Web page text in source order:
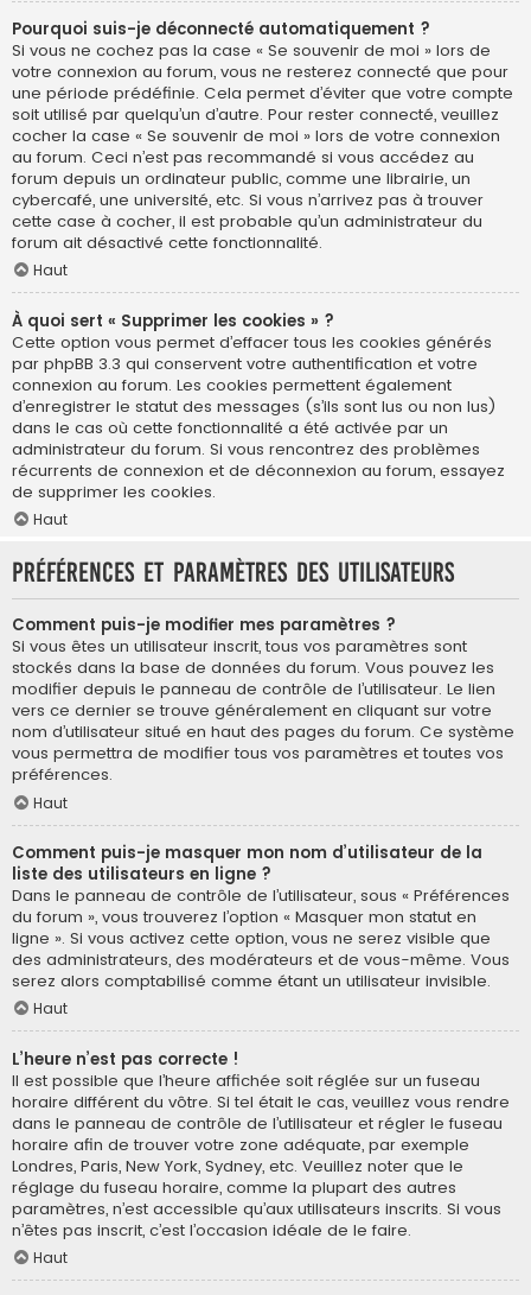
Pourquoi suis-je déconnecté automatiquement ?
Si vous ne cochez pas la case « Se souvenir de moi » lors de
votre connexion au forum, vous ne resterez connecté que pour
une période prédéfinie. Cela permet d’éviter que votre compte
soit utilisé par quelqu’un d’autre. Pour rester connecté, veuillez
cocher la case « Se souvenir de moi » lors de votre connexion
au forum. Ceci n’est pas recommandé si vous accédez au
forum depuis un ordinateur public, comme une librairie, un
cybercafé, une université, etc. Si vous n’arrivez pas à trouver
cette case à cocher, il est probable qu’un administrateur du
forum ait désactivé cette fonctionnalité.
Haut
À quoi sert « Supprimer les cookies » ?
Cette option vous permet d’effacer tous les cookies générés
par phpBB 3.3 qui conservent votre authentification et votre
connexion au forum. Les cookies permettent également
d’enregistrer le statut des messages (s’ils sont lus ou non lus)
dans le cas où cette fonctionnalité a été activée par un
administrateur du forum. Si vous rencontrez des problèmes
récurrents de connexion et de déconnexion au forum, essayez
de supprimer les cookies.
Haut
Préférences et paramètres des utilisateurs
Comment puis-je modifier mes paramètres ?
Si vous êtes un utilisateur inscrit, tous vos paramètres sont
stockés dans la base de données du forum. Vous pouvez les
modifier depuis le panneau de contrôle de l’utilisateur. Le lien
vers ce dernier se trouve généralement en cliquant sur votre
nom d’utilisateur situé en haut des pages du forum. Ce système
vous permettra de modifier tous vos paramètres et toutes vos
préférences.
Haut
Comment puis-je masquer mon nom d’utilisateur de la
liste des utilisateurs en ligne ?
Dans le panneau de contrôle de l’utilisateur, sous « Préférences
du forum », vous trouverez l’option « Masquer mon statut en
ligne ». Si vous activez cette option, vous ne serez visible que
des administrateurs, des modérateurs et de vous-même. Vous
serez alors comptabilisé comme étant un utilisateur invisible.
Haut
L’heure n’est pas correcte !
Il est possible que l’heure affichée soit réglée sur un fuseau
horaire différent du vôtre. Si tel était le cas, veuillez vous rendre
dans le panneau de contrôle de l’utilisateur et régler le fuseau
horaire afin de trouver votre zone adéquate, par exemple
Londres, Paris, New York, Sydney, etc. Veuillez noter que le
réglage du fuseau horaire, comme la plupart des autres
paramètres, n’est accessible qu’aux utilisateurs inscrits. Si vous
n’êtes pas inscrit, c’est l’occasion idéale de le faire.
Haut